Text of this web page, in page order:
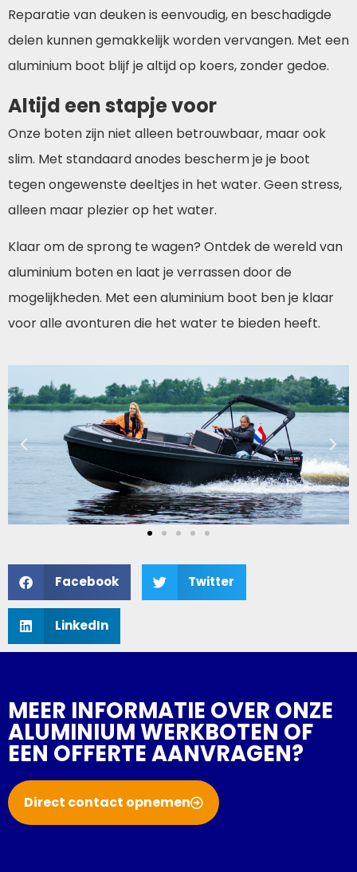
Reparatie van deuken is eenvoudig, en beschadigde
delen kunnen gemakkelijk worden vervangen. Met een
aluminium boot blijf je altijd op koers, zonder gedoe.
Altijd een stapje voor
Onze boten zijn niet alleen betrouwbaar, maar ook
slim. Met standaard anodes bescherm je je boot
tegen ongewenste deeltjes in het water. Geen stress,
alleen maar plezier op het water.
Klaar om de sprong te wagen? Ontdek de wereld van
aluminium boten en laat je verrassen door de
mogelijkheden. Met een aluminium boot ben je klaar
voor alle avonturen die het water te bieden heeft.
Facebook Twitter
LinkedIn
MEER INFORMATIE OVER ONZE
ALUMINIUM WERKBOTEN OF
EEN OFFERTE AANVRAGEN?
Direct contact opnemen